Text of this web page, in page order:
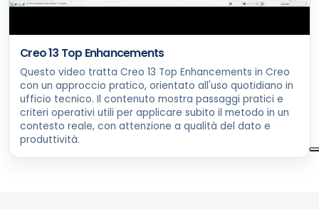
Creo 13 Top Enhancements
Questo video tratta Creo 13 Top Enhancements in Creo
con un approccio pratico, orientato all'uso quotidiano in
ufficio tecnico. Il contenuto mostra passaggi pratici e
criteri operativi utili per applicare subito il metodo in un
contesto reale, con attenzione a qualità del dato e
produttività.